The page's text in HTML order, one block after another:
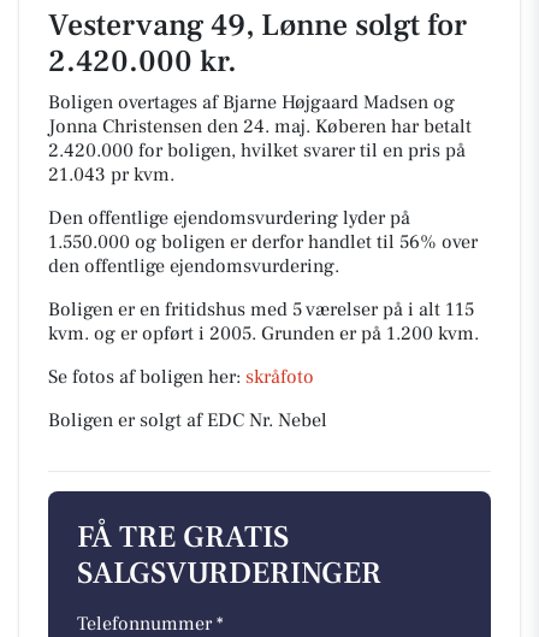
Vestervang 49, Lønne solgt for
2.420.000 kr.
Boligen overtages af Bjarne Højgaard Madsen og
Jonna Christensen den 24. maj. Køberen har betalt
2.420.000 for boligen, hvilket svarer til en pris på
21.043 pr kvm.
Den offentlige ejendomsvurdering lyder på
1.550.000 og boligen er derfor handlet til 56% over
den offentlige ejendomsvurdering.
Boligen er en fritidshus med 5 værelser på i alt 115
kvm. og er opført i 2005. Grunden er på 1.200 kvm.
Se fotos af boligen her: skråfoto
Boligen er solgt af EDC Nr. Nebel
FÅ TRE GRATIS
SALGSVURDERINGER
Telefonnummer *